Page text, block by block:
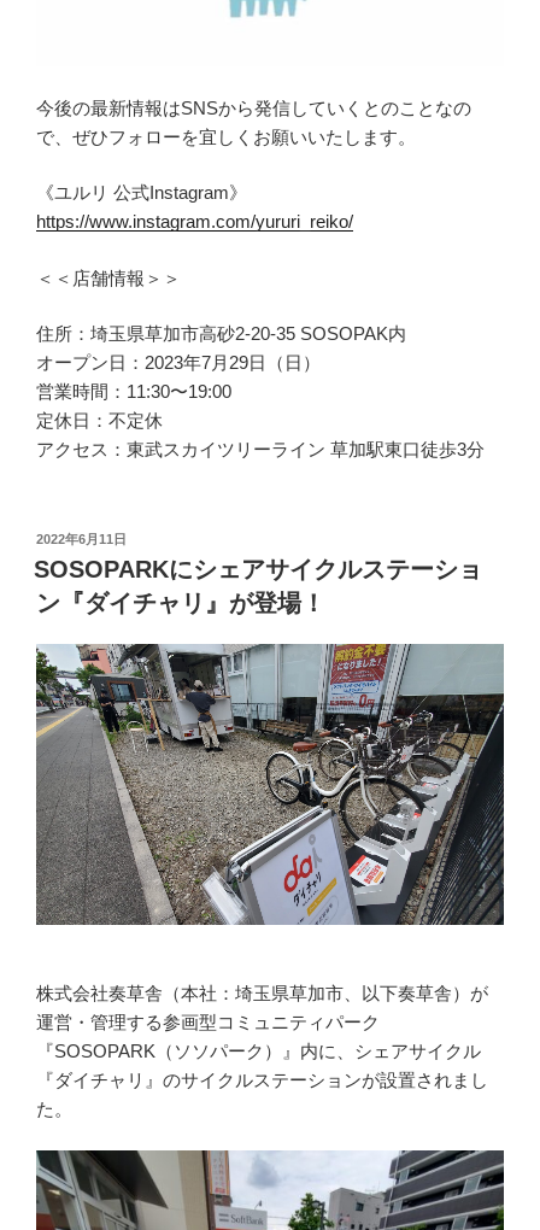
今後の最新情報はSNSから発信していくとのことなの
で、ぜひフォローを宜しくお願いいたします。
《ユルリ 公式Instagram》
https://www.instagram.com/yururi_reiko/
＜＜店舗情報＞＞
住所：埼玉県草加市高砂2-20-35 SOSOPAK内
オープン日：2023年7月29日（日）
営業時間：11:30〜19:00
定休日：不定休
アクセス：東武スカイツリーライン 草加駅東口徒歩3分
投
稿
日:
2022年6月11日
SOSOPARKにシェアサイクルステーショ
ン『ダイチャリ』が登場！
株式会社奏草舎（本社：埼玉県草加市、以下奏草舎）が
運営・管理する参画型コミュニティパーク
『SOSOPARK（ソソパーク）』内に、シェアサイクル
『ダイチャリ』のサイクルステーションが設置されまし
た。